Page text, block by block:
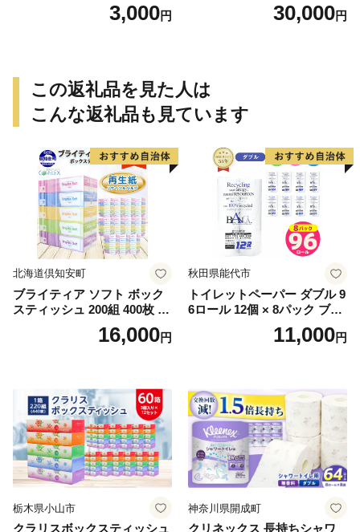
3,000円 30,000円
この返礼品を見た人は
こんな返礼品も見ています
北海道倶知安町
ブライティア ソフト ボック
スティッシュ 200組 400枚 60
箱 日本製 まとめ買い ティッ
シュ リサイクル 長持 防災 常
倶知安町 日用品
16,000円
秋田県能代市
トイレットペーパー ダブル 9
6ロール 12個 × 8パック ブラ
ンカ 再生紙 100％ 芯あり 日
用品 消耗品 無香料 生活用品
11,000円
栃木県小山市
クラリスボックスティッシュ
神奈川県開成町
クリネックス 長持ちシャワ